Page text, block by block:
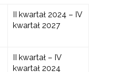
II kwartał 2024 – IV
kwartał 2027
II kwartał – IV
kwartał 2024